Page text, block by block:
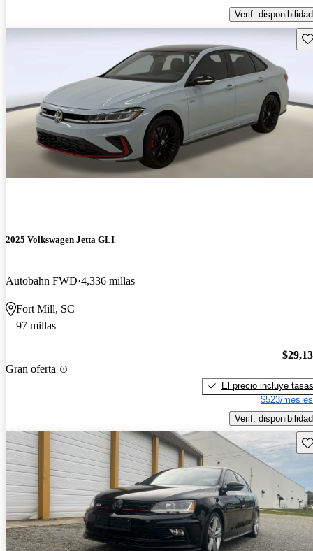
Verif. disponibilidad
2025 Volkswagen Jetta GLI
Autobahn FWD 4,336 millas
Fort Mill, SC
97 millas
Gran oferta
El precio incluye tasas
$523/mes
Verif. disponibilidad